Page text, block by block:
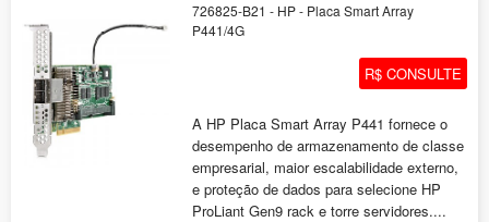
726825-B21 - HP - Placa Smart Array
P441/4G
R$ CONSULTE
A HP Placa Smart Array P441 fornece o
desempenho de armazenamento de classe
empresarial, maior escalabilidade externo,
e proteção de dados para selecione HP
ProLiant Gen9 rack e torre servidores....